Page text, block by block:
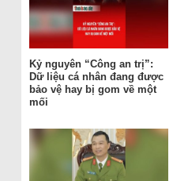
Kỷ nguyên “Công an trị”:
Dữ liệu cá nhân đang được
bảo vệ hay bị gom về một
mối